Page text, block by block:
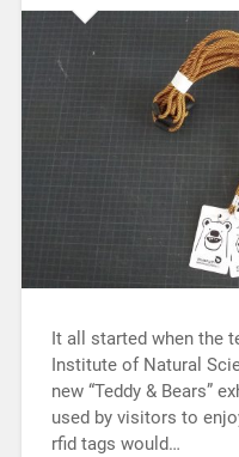
It all started when the
Institute of Natural
new “Teddy & Bears”
used by visitors to
rfid tags would…